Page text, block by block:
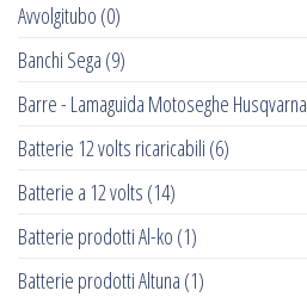
Avvolgitubo (0)
Banchi Sega (9)
Barre - Lamaguida Motoseghe Husqvarna
Batterie 12 volts ricaricabili (6)
Batterie a 12 volts (14)
Batterie prodotti Al-ko (1)
Batterie prodotti Altuna (1)